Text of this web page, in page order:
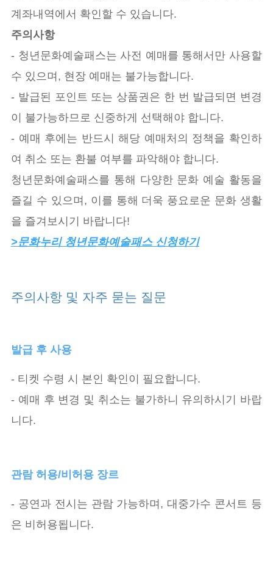
계좌내역에서 확인할 수 있습니다.
주의사항
- 청년문화예술패스는 사전 예매를 통해서만 사용할
수 있으며, 현장 예매는 불가능합니다.
- 발급된 포인트 또는 상품권은 한 번 발급되면 변경
이 불가능하므로 신중하게 선택해야 합니다.
- 예매 후에는 반드시 해당 예매처의 정책을 확인하
여 취소 또는 환불 여부를 파악해야 합니다.
청년문화예술패스를 통해 다양한 문화 예술 활동을
즐길 수 있으며, 이를 통해 더욱 풍요로운 문화 생활
을 즐겨보시기 바랍니다!
>문화누리 청년문화예술패스 신청하기
주의사항 및 자주 묻는 질문
발급 후 사용
- 티켓 수령 시 본인 확인이 필요합니다.
- 예매 후 변경 및 취소는 불가하니 유의하시기 바랍
니다.
관람 허용/비허용 장르
- 공연과 전시는 관람 가능하며, 대중가수 콘서트 등
은 비허용됩니다.